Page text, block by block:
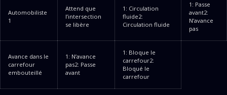
Automobiliste
1
Attend que
l’intersection
se libère
1: Circulation
fluide2:
Circulation fluide
1: Passe
avant2:
N’avance
pas
Avance dans le
carrefour
embouteillé
1: N’avance
pas2: Passe
avant
1: Bloque le
carrefour2:
Bloqué le
carrefour